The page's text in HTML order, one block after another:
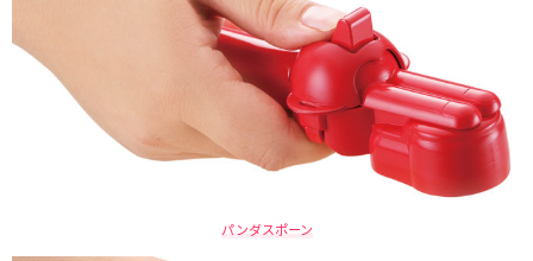
パンダスポーン